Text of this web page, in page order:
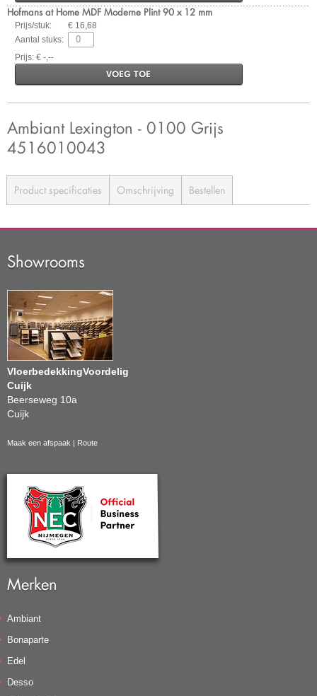
Hofmans at Home MDF Moderne Plint 90 x 12 mm
Prijs/stuk:
€ 16,68
Aantal stuks:
Prijs: € -,--
VOEG TOE
Ambiant Lexington - 0100 Grijs
4516010043
Product specificaties Omschrijving Bestellen
Showrooms
VloerbedekkingVoordelig
Cuijk
Beerseweg 10a
Cuijk
Maak een afspaak | Route
Merken
Ambiant
Bonaparte
Edel
Desso